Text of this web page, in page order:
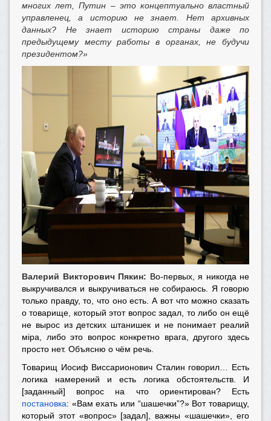
многих лет, Путин – это концептуально властный
управленец, а историю не знает. Нет архивных
данных? Не знает историю страны даже по
предыдущему месту работы в органах, не будучи
президентом?»
Валерий Викторович Пякин: Во-первых, я никогда не
выкручивался и выкручиваться не собираюсь. Я говорю
только правду, то, что оно есть. А вот что можно сказать
о товарище, который этот вопрос задал, то либо он ещё
не вырос из детских штанишек и не понимает реалий
мiра, либо это вопрос конкретно врага, другого здесь
просто нет. Объясню о чём речь.
Товарищ Иосиф Виссарионович Сталин говорил… Есть
логика намерений и есть логика обстоятельств. И
[заданный] вопрос на что ориентирован? Есть
постановка: «Вам ехать или “шашечки”?» Вот товарищу,
который этот «вопрос» [задал], важны «шашечки», его